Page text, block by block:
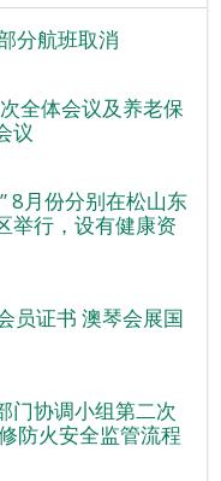
分航班取消
全体会议及养老保
议
8月份分别在松山东
举行，设有健康资
员证书 澳琴会展国
门协调小组第二次
防火安全监管流程